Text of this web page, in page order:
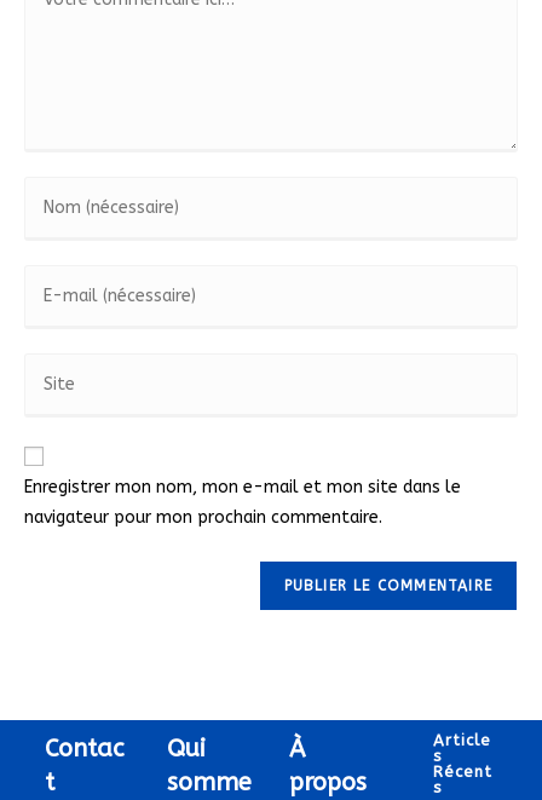
Enregistrer mon nom, mon e-mail et mon site dans le
navigateur pour mon prochain commentaire.
Contac
t
Qui
somme
À
propos
Article
S
Récent
S